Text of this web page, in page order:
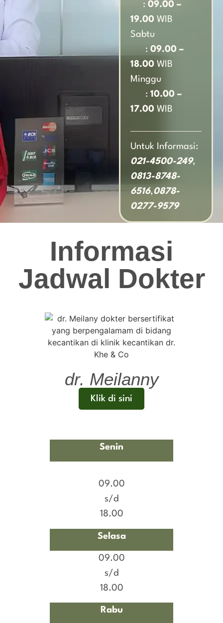
: 09.00 –
19.00 WIB
Sabtu
: 09.00 –
18.00WIB
Minggu
: 10.00 –
17.00 WIB
Untuk Informasi:
021-4500-249,
0813-8748-
6516,0878-
0277-9579
Informasi
Jadwal Dokter
dr. Meilanny
Klik di sini
Senin
09.00
s/d
18.00
Selasa
09.00
s/d
18.00
Rabu